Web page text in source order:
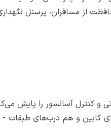
از مسافران، پرسنل
و کنترل آسانسور را پایش
و هم درب‌های طبقات -